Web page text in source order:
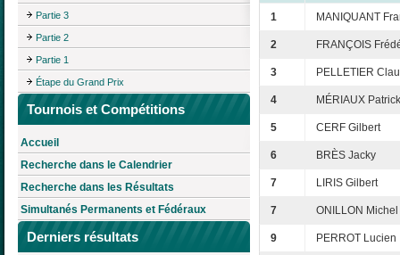
Partie 3
Partie 2
Partie 1
Étape du Grand Prix
Tournois et Compétitions
Accueil
Recherche dans le Calendrier
Recherche dans les Résultats
Simultanés Permanents et Fédéraux
Derniers résultats
1 MANIQUANT
2 FRANÇOIS
3 PELLETIER
4 MÉRIAUX Patrick
5 CERF Gilbert
6 BRÈS Jacky
7 LIRIS Gilbert
7 ONILLON Michel
9 PERROT Lucien